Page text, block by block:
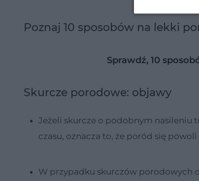
Poznaj 10 sposobów na lekki
Sprawdź, 10
Skurcze porodowe: objawy
Jeżeli skurcze o podobnym nasileniu
czasu, oznacza to, że poród się
W przypadku skurczów porodowych